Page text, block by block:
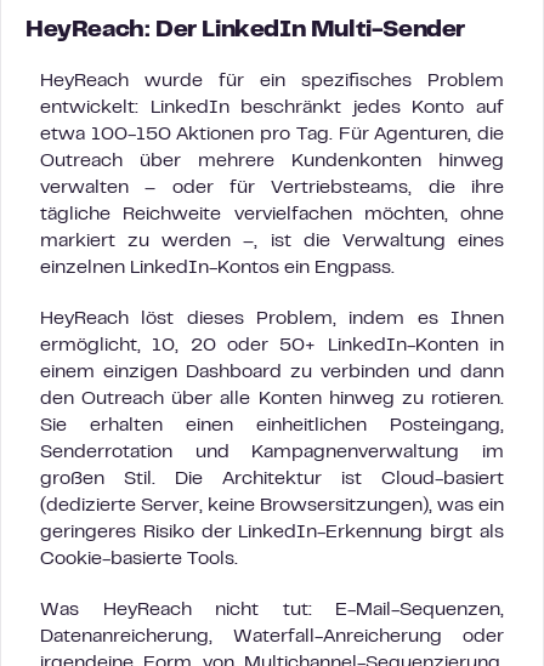
HeyReach: Der LinkedIn Multi-Sender
HeyReach wurde für ein spezifisches Problem
entwickelt: LinkedIn beschränkt jedes Konto auf
etwa 100-150 Aktionen pro Tag. Für Agenturen, die
Outreach über mehrere Kundenkonten hinweg
verwalten – oder für Vertriebsteams, die ihre
tägliche Reichweite vervielfachen möchten, ohne
markiert zu werden –, ist die Verwaltung eines
einzelnen LinkedIn-Kontos ein Engpass.
HeyReach löst dieses Problem, indem es Ihnen
ermöglicht, 10, 20 oder 50+ LinkedIn-Konten in
einem einzigen Dashboard zu verbinden und dann
den Outreach über alle Konten hinweg zu rotieren.
Sie erhalten einen einheitlichen Posteingang,
Senderrotation und Kampagnenverwaltung im
großen Stil. Die Architektur ist Cloud-basiert
(dedizierte Server, keine Browsersitzungen), was ein
geringeres Risiko der LinkedIn-Erkennung birgt als
Cookie-basierte Tools.
Was HeyReach nicht tut: E-Mail-Sequenzen,
Datenanreicherung, Waterfall-Anreicherung oder